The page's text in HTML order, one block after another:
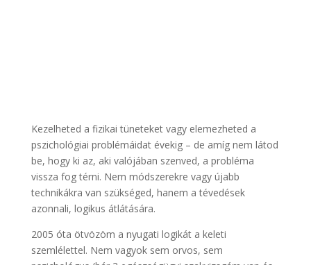
Kezelheted a fizikai tüneteket vagy elemezheted a
pszichológiai problémáidat évekig – de amíg nem látod
be, hogy ki az, aki valójában szenved, a probléma
vissza fog térni. Nem módszerekre vagy újabb
technikákra van szükséged, hanem a tévedések
azonnali, logikus átlátására.
2005 óta ötvözöm a nyugati logikát a keleti
szemlélettel. Nem vagyok sem orvos, sem